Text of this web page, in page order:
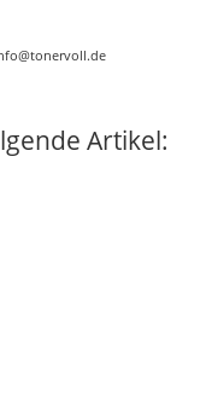
Artikel: